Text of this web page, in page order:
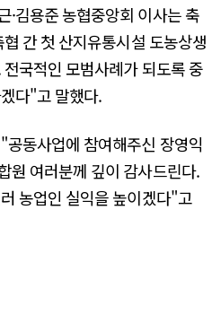
·김용준 농협중앙회 이사는 축
간 첫 산지유통시설 도농상생
국적인 모범사례가 되도록 중
다"고 말했다.
동사업에 참여해주신 장영익
원 여러분께 깊이 감사드린다.
농업인 실익을 높이겠다"고